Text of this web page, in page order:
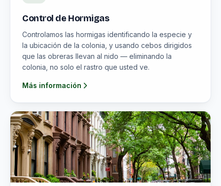
Control de Hormigas
Controlamos las hormigas identificando la especie y
la ubicación de la colonia, y usando cebos dirigidos
que las obreras llevan al nido — eliminando la
colonia, no solo el rastro que usted ve.
Más información